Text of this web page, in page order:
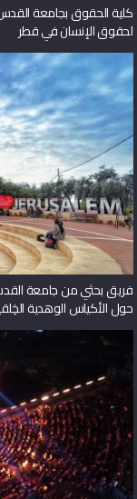
كلية الحقوق بجامعة
لحقوق الإنسان في قطر
فريق بحثي من جامعة
حول الأكياس الوهدية